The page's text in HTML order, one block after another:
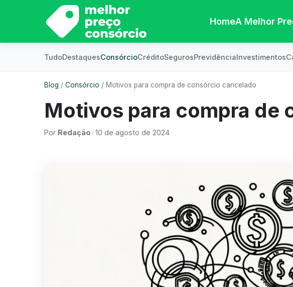
HomeA Melhor
TudoDestaquesConsórcioCréditoSegurosPrevidênciaInvestimentos
Blog / Consórcio / Motivos para compra de consórcio cancelado
Motivos para compra de
Por Redação•10 de agosto de 2024